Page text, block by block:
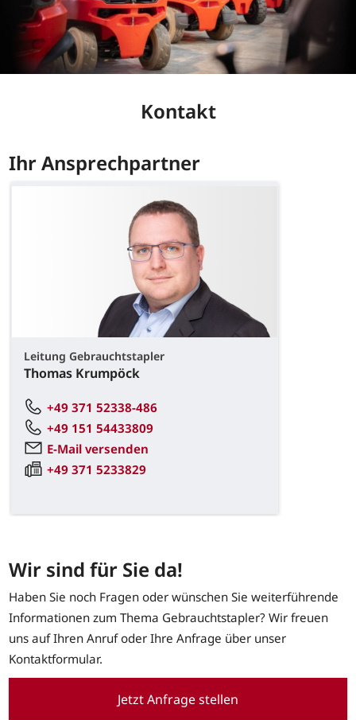
Kontakt
Ihr Ansprechpartner
Leitung Gebrauchtstapler
Thomas Krumpöck
+49 371 52338-486
+49 151 54433809
E-Mail versenden
+49 371 5233829
Wir sind für Sie da!
Haben Sie noch Fragen oder wünschen Sie weiterführende
Informationen zum Thema Gebrauchtstapler? Wir freuen
uns auf Ihren Anruf oder Ihre Anfrage über unser
Kontaktformular.
Jetzt Anfrage stellen